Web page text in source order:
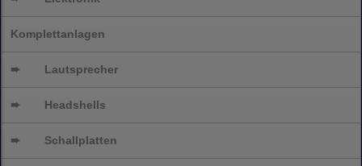
Komplettanlagen
➨ Lautsprecher
➨ Headshells
➨ Schallplatten